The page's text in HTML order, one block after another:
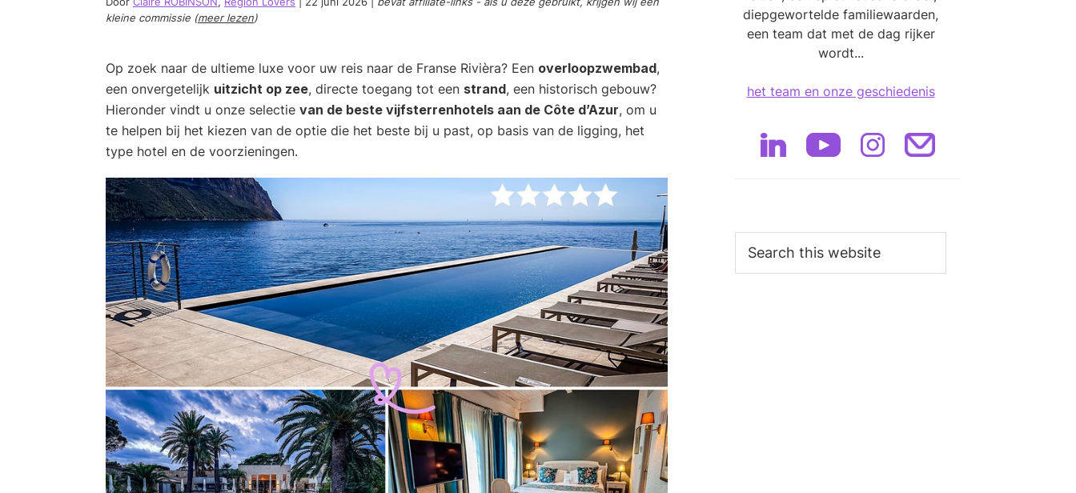
kleine commissie (meer lezen)
Op zoek naar de ultieme luxe voor uw reis naar de Franse Rivièra? Een overloopzwembad,
een onvergetelijk uitzicht op zee, directe toegang tot een strand, een historisch gebouw?
Hieronder vindt u onze selectie van de beste vijfsterrenhotels aan de Côte d’Azur, om u
te helpen bij het kiezen van de optie die het beste bij u past, op basis van de ligging, het
type hotel en de voorzieningen.
diepgewortelde familiewaarden,
een team dat met de dag rijker
wordt...
het team en onze geschiedenis
this